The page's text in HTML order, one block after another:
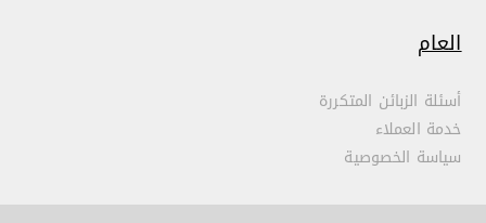
العام
أسئلة الزبائن المتكررة
خدمة العملاء
سياسة الخصوصية